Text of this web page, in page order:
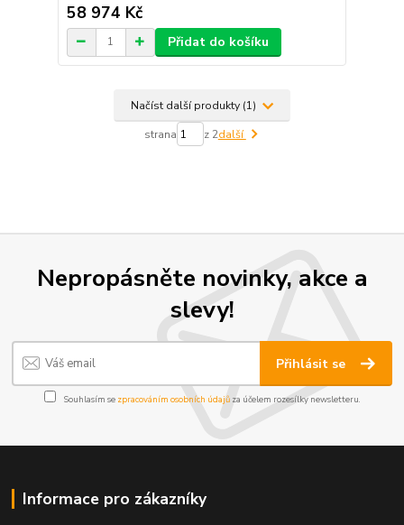
58 974 Kč
Přidat do košíku
Načíst další produkty (1)
strana z 2další
Nepropásněte novinky, akce a
slevy!
Přihlásit se
Souhlasím se zpracováním osobních údajůza účelem rozesílky newsletteru.
Informace pro zákazníky